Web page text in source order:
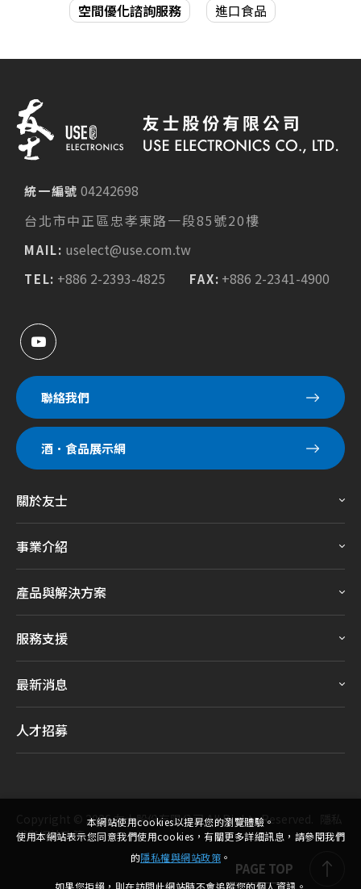
空間優化諮詢服務
進口食品
統一編號 04242698
台北市中正區忠孝東路一段85號20樓
MAIL: uselect@use.com.tw
TEL: +886 2-2393-4825 FAX: +886 2-2341-4900
聯絡我們
酒．食品展示網
關於友士
事業介紹
產品與解決方案
服務支援
最新消息
人才招募
2026友士股份有限公司 All Rights Reserved.
權與網站政策
PAGE TOP
本網站使用cookies以提昇您的瀏覽體驗。
使用本網站表示您同意我們使用cookies，有關更多詳細訊息，請參閱我們
的隱私權與網站政策 。
如果您拒絕，則在訪問此網站時不會追蹤您的個人資訊。